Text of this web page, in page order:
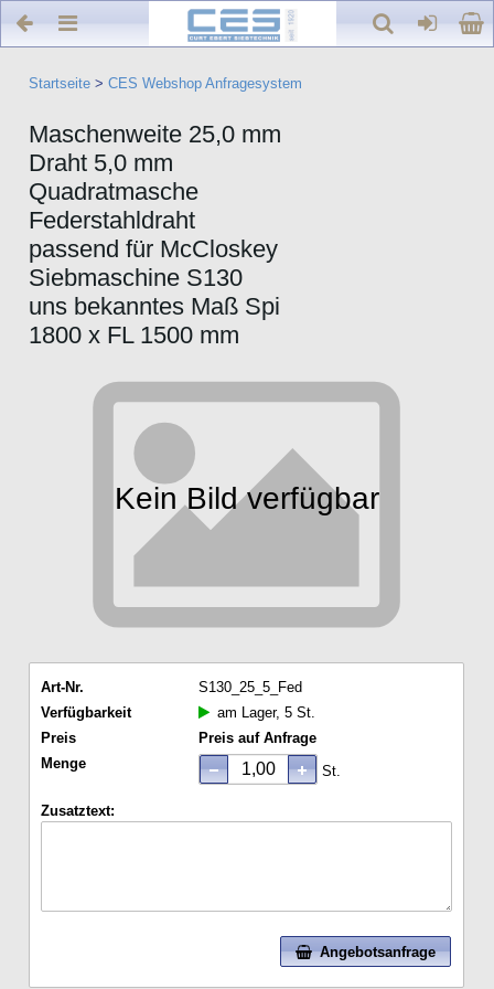
Startseite >CES Webshop Anfragesystem
Maschenweite 25,0 mm
Draht 5,0 mm
Quadratmasche
Federstahldraht
passend für McCloskey
Siebmaschine S130
uns bekanntes Maß Spi
1800 x FL 1500 mm
Kein Bild verfügbar
Art-Nr.
S130_25_5_Fed
Verfügbarkeit
am Lager, 5 St.
Preis
Preis auf Anfrage
Menge
St.
Zusatztext:
Angebotsanfrage